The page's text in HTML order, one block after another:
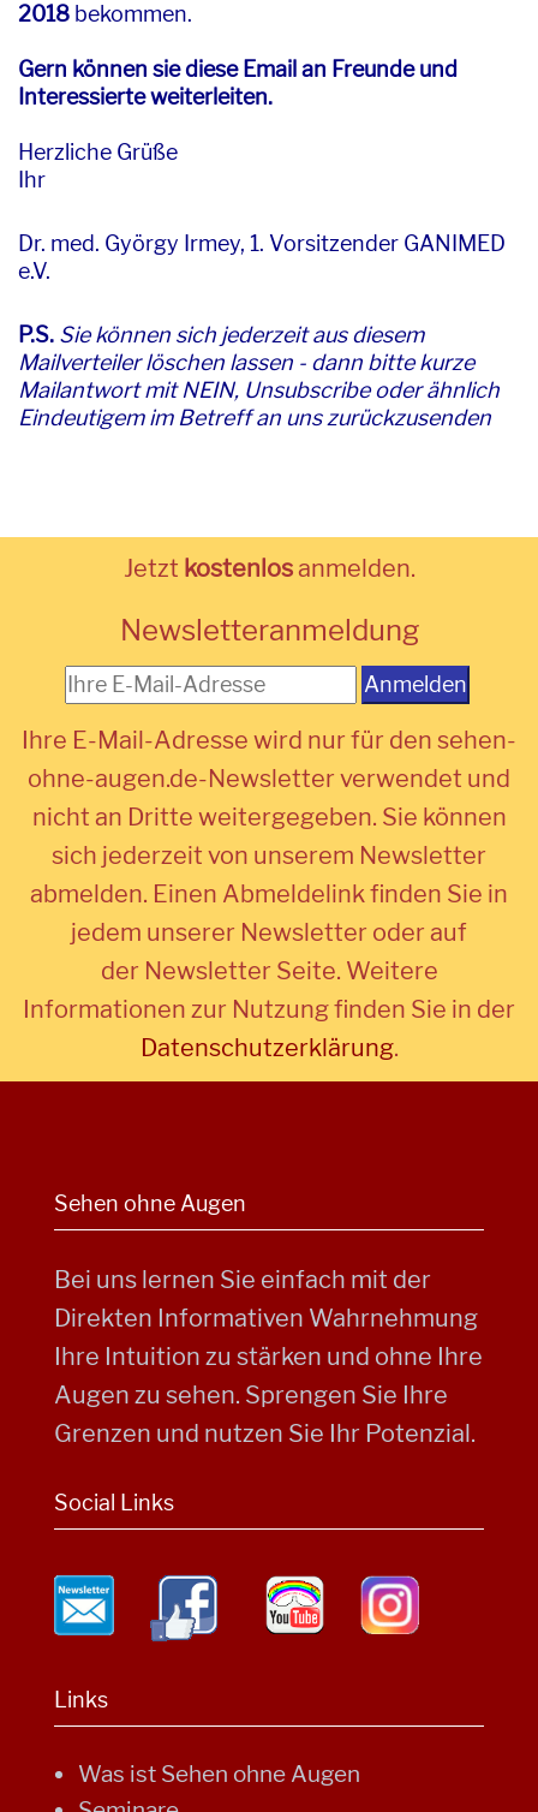
2018 bekommen.
Gern können sie diese Email an Freunde und
Interessierte weiterleiten.
Herzliche Grüße
Ihr
Dr. med. György Irmey, 1. Vorsitzender GANIMED
e.V.
P.S. Sie können sich jederzeit aus diesem
Mailverteiler löschen lassen - dann bitte kurze
Mailantwort mit NEIN, Unsubscribe oder ähnlich
Eindeutigem im Betreff an uns zurückzusenden
Jetzt kostenlosanmelden.
Newsletteranmeldung
Anmelden
Ihre E-Mail-Adresse wird nur für den sehen-
ohne-augen.de-Newsletter verwendet und
nicht an Dritte weitergegeben. Sie können
sich jederzeit von unserem Newsletter
abmelden. Einen Abmeldelink finden Sie in
jedem unserer Newsletter oder auf
der Newsletter Seite. Weitere
Informationen zur Nutzung finden Sie in der
Datenschutzerklärung.
Sehen ohne Augen
Bei uns lernen Sie einfach mit der
Direkten Informativen Wahrnehmung
Ihre Intuition zu stärken und ohne Ihre
Augen zu sehen. Sprengen Sie Ihre
Grenzen und nutzen Sie Ihr Potenzial.
Social Links
Links
Was ist Sehen ohne Augen